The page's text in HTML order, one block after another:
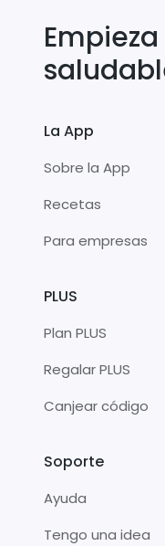
La App
Sobre la App
Recetas
Para empresas
PLUS
Plan PLUS
Regalar PLUS
Canjear código
Soporte
Ayuda
Tengo una idea